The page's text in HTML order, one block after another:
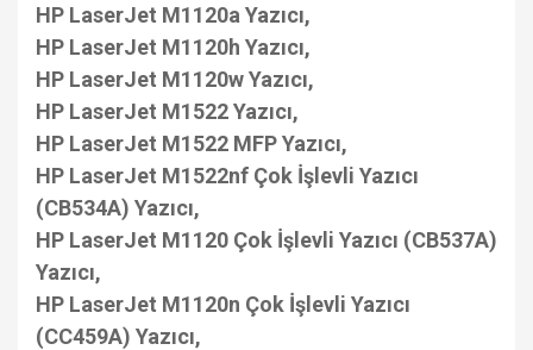
HP LaserJet M1120a Yazıcı,
HP LaserJet M1120h Yazıcı,
HP LaserJet M1120w Yazıcı,
HP LaserJet M1522 Yazıcı,
HP LaserJet M1522 MFP Yazıcı,
HP LaserJet M1522nf Çok İşlevli Yazıcı
(CB534A) Yazıcı,
HP LaserJet M1120 Çok İşlevli Yazıcı (CB537A)
Yazıcı,
HP LaserJet M1120n Çok İşlevli Yazıcı
(CC459A) Yazıcı,